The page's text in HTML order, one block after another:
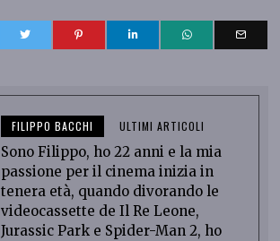
FILIPPO BACCHI ULTIMI ARTICOLI
Sono Filippo, ho 22 anni e la mia
passione per il cinema inizia in
tenera età, quando divorando le
videocassette de Il Re Leone,
Jurassic Park e Spider-Man 2, ho